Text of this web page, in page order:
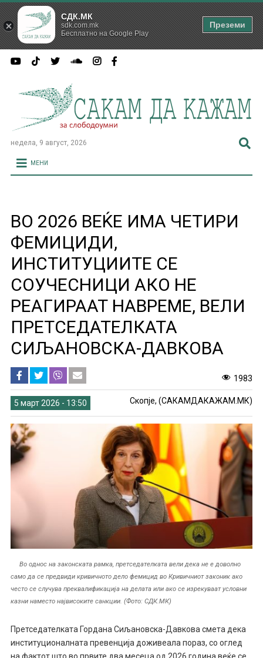
недела, 9 август, 2026
МЕНИ
ВО 2026 ВЕЌЕ ИМА ЧЕТИРИ
ФЕМИЦИДИ,
ИНСТИТУЦИИТЕ СЕ
СОУЧЕСНИЦИ АКО НЕ
РЕАГИРААТ НАВРЕМЕ, ВЕЛИ
ПРЕТСЕДАТЕЛКАТА
СИЉАНОВСКА-ДАВКОВА
1983
5 март 2026 - 13:50 Скопје, (САКАМДАКАЖАМ.МК)
Во однос на законската рамка, претседателката вели дека не е доволно
само да се предвиди кривичното дело фемицид во Кривичниот законик ако
често се случува преквалификација на делата или ако се изрекуваат условни
казни наместо највисоките санкции. (Фото: СДК.МК)
Претседателката Гордана Сиљановска-Давкова смета дека
институционалната превенција доживеала пораз, со оглед
СДК.МК
sdk.com.mk
Бесплатно на Google Play
Преземи